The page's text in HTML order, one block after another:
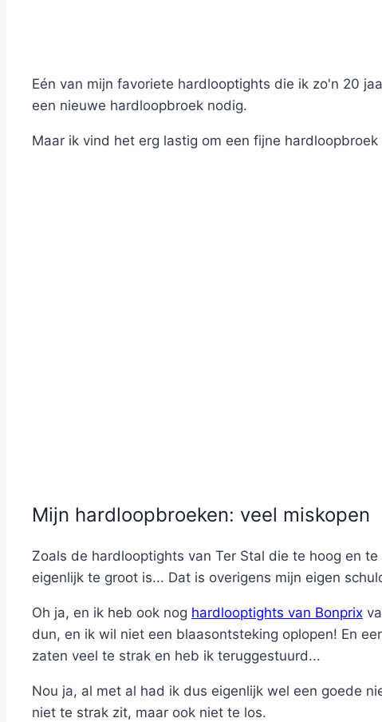
Eén van mijn favoriete hardlooptights die ik zo'n 20
een nieuwe hardloopbroek nodig.
Maar ik vind het erg lastig om een fijne
Mijn hardloopbroeken: veel miskopen
Zoals de hardlooptights van Ter Stal die te hoog en
eigenlijk te groot is... Dat is overigens mijn eigen
Oh ja, en ik heb ook nog hardlooptights van Bonprix
dun, en ik wil niet een blaasontsteking oplopen! En
zaten veel te strak en heb ik teruggestuurd...
Nou ja, al met al had ik dus eigenlijk wel een goede
niet te strak zit, maar ook niet te los.